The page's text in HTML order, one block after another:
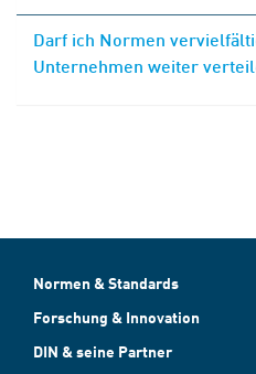
Darf ich Normen
Unternehmen weiter
Normen & Standards
Forschung & Innovation
DIN & seine Partner